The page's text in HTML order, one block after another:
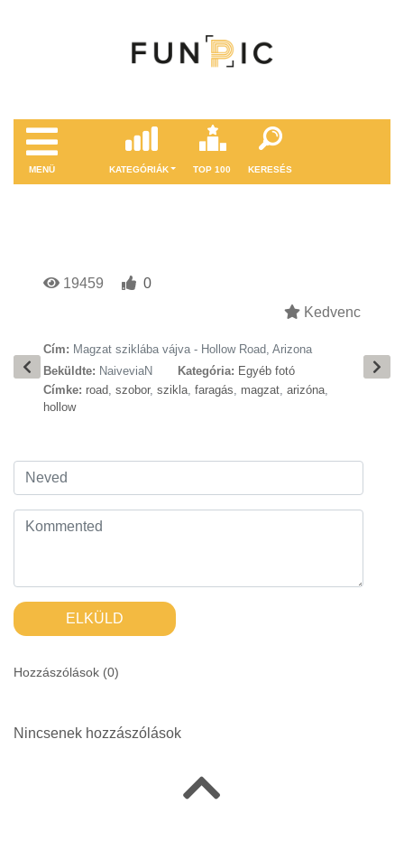
MENÜ KATEGÓRIÁK TOP 100 KERESÉS
19459
0
Kedvenc
Cím: Magzat sziklába vájva - Hollow Road, Arizona
Beküldte: NaiveviaN Kategória: Egyéb fotó
Címke: road, szobor, szikla, faragás, magzat, arizóna,
hollow
ELKÜLD
Hozzászólások (0)
Nincsenek hozzászólások